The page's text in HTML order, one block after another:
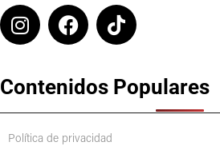
Contenidos Populares
Política de privacidad